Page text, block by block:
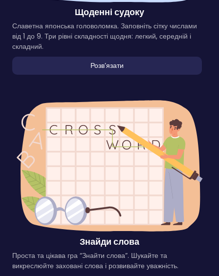
Щоденні судоку
Славетна японська головоломка. Заповніть сітку числами
від 1 до 9. Три рівні складності щодня: легкий, середній і
складний.
Розвʼязати
Знайди слова
Проста та цікава гра “Знайти слова”. Шукайте та
викреслюйте заховані слова і розвивайте уважність.